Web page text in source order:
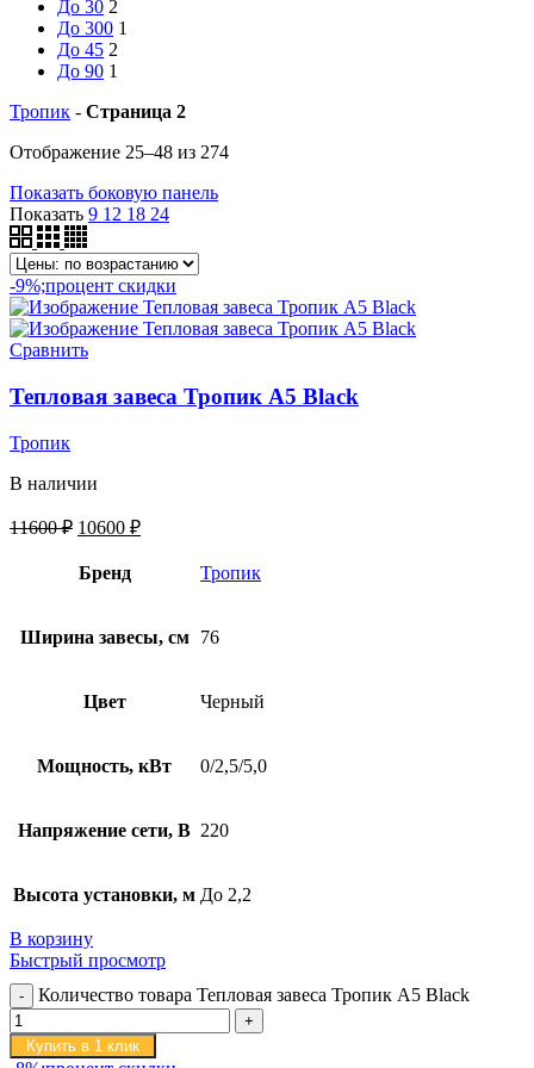
До 30 2
До 300 1
До 45 2
До 90 1
Тропик - Страница 2
Отображение 25–48 из 274
Показать боковую панель
Показать 9 12 18 24
-9%;процент скидки
Сравнить
Тепловая завеса Тропик А5 Black
Тропик
В наличии
11600₽ 10600 ₽
Бренд Тропик
Ширина завесы, см 76
Цвет Черный
Мощность, кВт 0/2,5/5,0
Напряжение сети, В 220
Высота установки, м До 2,2
В корзину
Быстрый просмотр
Количество товара Тепловая завеса Тропик А5 Black
Купить в 1 клик